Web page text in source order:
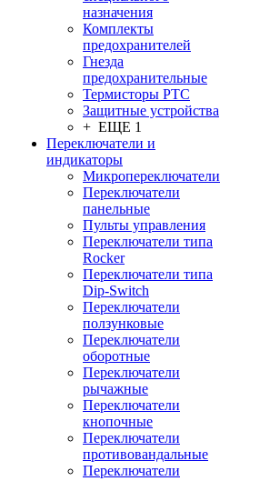
назначения
Комплекты
предохранителей
Гнезда
предохранительные
Термисторы PTC
Защитные устройства
+ ЕЩЕ 1
Переключатели и
индикаторы
Микропереключатели
Переключатели
панельные
Пульты управления
Переключатели типа
Rocker
Переключатели типа
Dip-Switch
Переключатели
ползунковые
Переключатели
оборотные
Переключатели
рычажные
Переключатели
кнопочные
Переключатели
противовандальные
Переключатели